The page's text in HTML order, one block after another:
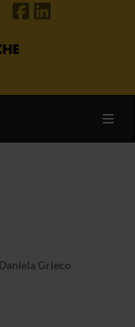
Daniela Grieco